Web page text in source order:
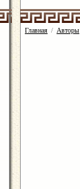
Главная / Авторы